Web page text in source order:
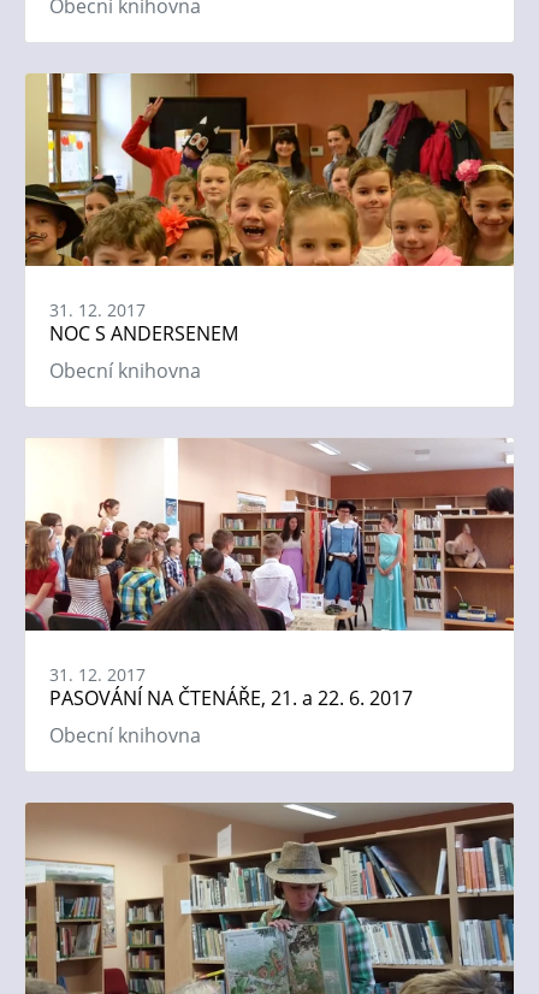
Obecní knihovna
31. 12. 2017
NOC S ANDERSENEM
Obecní knihovna
31. 12. 2017
PASOVÁNÍ NA ČTENÁŘE, 21. a 22. 6. 2017
Obecní knihovna